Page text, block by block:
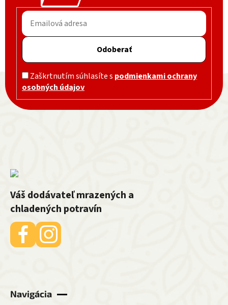
Odoberať
Zaškrtnutím súhlasíte s podmienkami ochrany
osobných údajov
Zápätie
Váš dodávateľ mrazených a
chladených potravín
Navigácia